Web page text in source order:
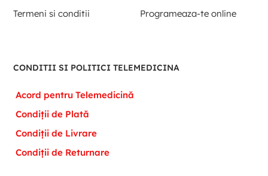
Termeni si conditii
Programeaza-te online
CONDITII SI POLITICI TELEMEDICINA
Acord pentru Telemedicină
Condiții de Plată
Condiții de Livrare
Condiții de Returnare